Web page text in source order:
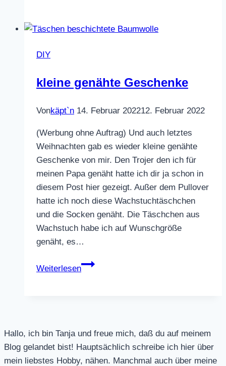
Blüten
DIY
kleine genähte Geschenke
Vonkäpt`n 14. Februar 202212. Februar 2022
(Werbung ohne Auftrag) Und auch letztes
Weihnachten gab es wieder kleine genähte
Geschenke von mir. Den Trojer den ich für
meinen Papa genäht hatte ich dir ja schon in
diesem Post hier gezeigt. Außer dem Pullover
hatte ich noch diese Wachstuchtäschchen
und die Socken genäht. Die Täschchen aus
Wachstuch habe ich auf Wunschgröße
genäht, es…
Weiterlesen
kleine
Hallo, ich bin Tanja und freue mich, daß du auf meinem
Blog gelandet bist! Hauptsächlich schreibe ich hier über
mein liebstes Hobby, nähen. Manchmal auch über meine